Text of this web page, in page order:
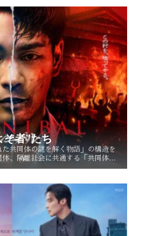
そ者”たち
た共同体の謎を解く物語」の構造を
、隔離社会に共通する「共同体の